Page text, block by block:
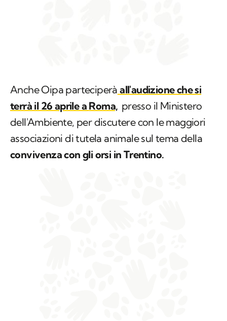
Anche Oipa parteciperà all'audizione che si
terrà il 26 aprile a Roma, presso il Ministero
dell'Ambiente, per discutere con le maggiori
associazioni di tutela animale sul tema della
convivenza con gli orsi in Trentino.